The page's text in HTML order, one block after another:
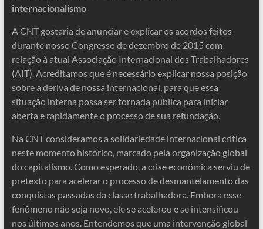
internacionalismo
A CNT gostaria de anunciar e explicar os acordos feitos
durante nosso Congresso de dezembro de 2015 com
relação à atual Associação Internacional dos Trabalhadores
(AIT). Acreditamos que é necessário explicar nossa posição
sobre a deriva de nossa internacional, para que essa
situação interna possa ser tornada pública para iniciar
aberta e rapidamente o processo de sua refundação.
Na CNT consideramos a solidariedade internacional crítica
neste momento histórico, marcado pela organização global
do capitalismo. Como esperado, a crise econômica serviu de
pretexto para acelerar o processo de desmantelamento das
conquistas passadas da classe trabalhadora. Embora esse
fenômeno não seja novo, ele se acelerou e se intensificou
nos últimos anos. Entendemos que uma intervenção global